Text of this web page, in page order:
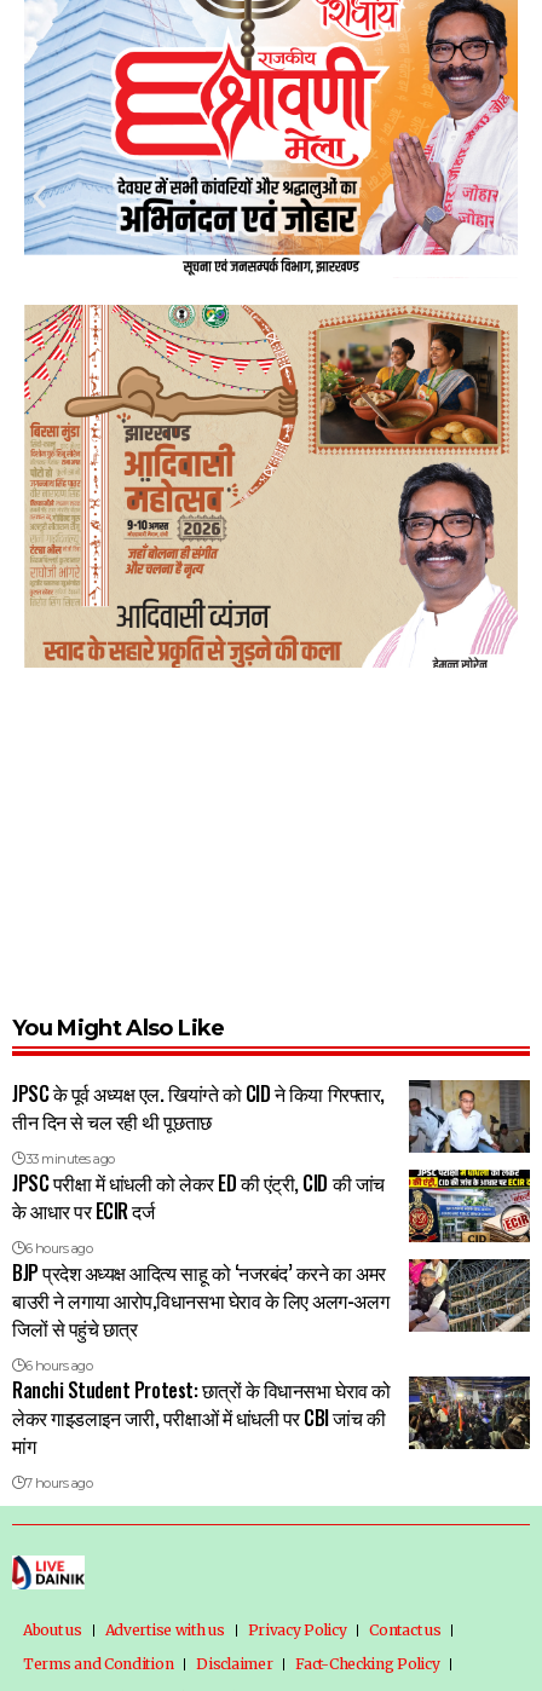
You Might Also Like
JPSC के पूर्व अध्यक्ष एल. खियांग्ते को CID ने किया गिरफ्तार,
तीन दिन से चल रही थी पूछताछ
33 minutes ago
JPSC परीक्षा में धांधली को लेकर ED की एंट्री, CID की जांच
के आधार पर ECIR दर्ज
6 hours ago
BJP प्रदेश अध्यक्ष आदित्य साहू को ‘नजरबंद’ करने का अमर
बाउरी ने लगाया आरोप,विधानसभा घेराव के लिए अलग-अलग
जिलों से पहुंचे छात्र
6 hours ago
Ranchi Student Protest: छात्रों के विधानसभा घेराव को
लेकर गाइडलाइन जारी, परीक्षाओं में धांधली पर CBI जांच की
मांग
7 hours ago
About us Advertise with us Privacy Policy
Contact us
Terms and Condition
Disclaimer
Fact-Checking Policy